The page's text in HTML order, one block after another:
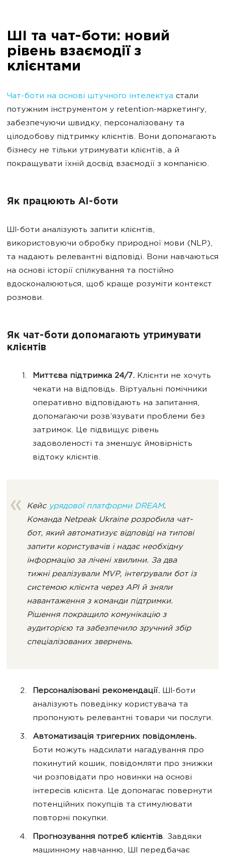
ШІ та чат-боти: новий
рівень взаємодії з
клієнтами
Чат-боти на основі штучного інтелектуa стали
потужним інструментом у retention-маркетингу,
забезпечуючи швидку, персоналізовану та
цілодобову підтримку клієнтів. Вони допомагають
бізнесу не тільки утримувати клієнтів, а й
покращувати їхній досвід взаємодії з компанією.
Як працюють AI-боти
ШІ-боти аналізують запити клієнтів,
використовуючи обробку природної мови (NLP),
та надають релевантні відповіді. Вони навчаються
на основі історії спілкування та постійно
вдосконалюються, щоб краще розуміти контекст
розмови.
Як чат-боти допомагають утримувати
клієнтів
Миттєва підтримка 24/7. Клієнти не хочуть
чекати на відповідь. Віртуальні помічники
оперативно відповідають на запитання,
допомагаючи розв’язувати проблеми без
затримок. Це підвищує рівень
задоволеності та зменшує ймовірність
відтоку клієнтів.
Кейс урядової платформи DREAM.
Команда Netpeak Ukraine розробила чат-
бот, який автоматизує відповіді на типові
запити користувачів і надає необхідну
інформацію за лічені хвилини. За два
тижні реалізували MVP, інтегрували бот із
системою клієнта через API й зняли
навантаження з команди підтримки.
Рішення покращило комунікацію з
аудиторією та забезпечило зручний збір
спеціалізованих звернень.
Персоналізовані рекомендації. ШІ-боти
аналізують поведінку користувача та
пропонують релевантні товари чи послуги.
Автоматизація тригерних повідомлень.
Боти можуть надсилати нагадування про
покинутий кошик, повідомляти про знижки
чи розповідати про новинки на основі
інтересів клієнта. Це допомагає повернути
потенційних покупців та стимулювати
повторні покупки.
Прогнозування потреб клієнтів. Завдяки
машинному навчанню, ШІ передбачає